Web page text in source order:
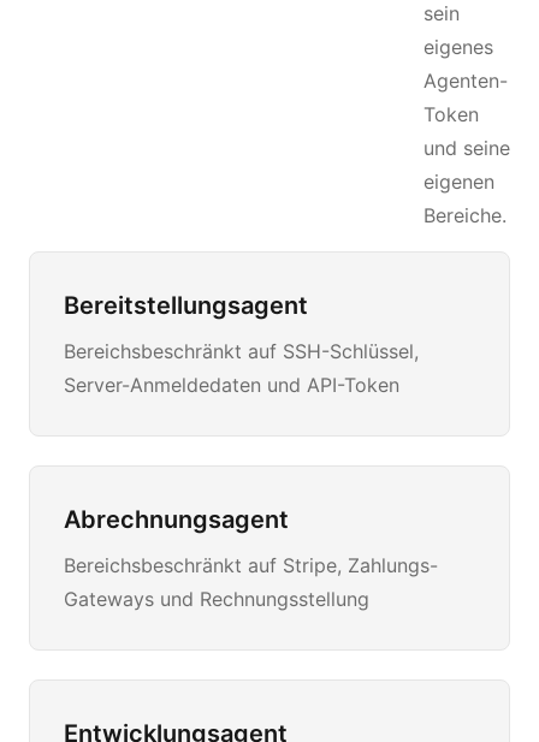
sein
eigenes
Agenten-
Token
und seine
eigenen
Bereiche.
Bereitstellungsagent
Bereichsbeschränkt auf SSH-Schlüssel,
Server-Anmeldedaten und API-Token
Abrechnungsagent
Bereichsbeschränkt auf Stripe, Zahlungs-
Gateways und Rechnungsstellung
Entwicklungsagent